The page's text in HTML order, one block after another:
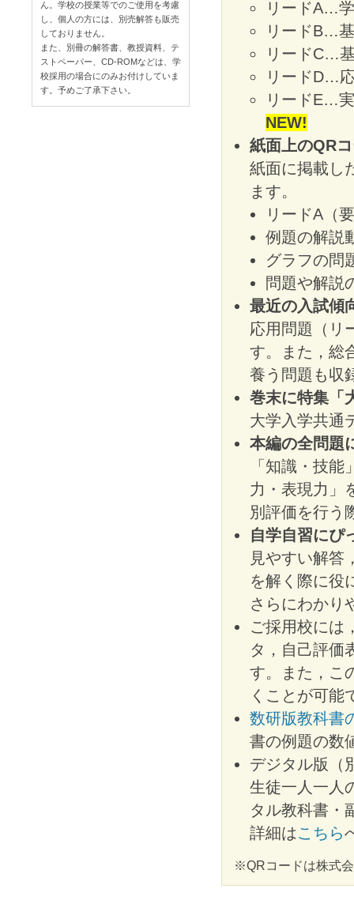
リードA…
リードB…
リードC…
リードD…
リードE…
NEW!
紙面上のQR
紙面に掲載し
ます。
リードA（
例題の解説
グラフの問
問題や解説
最近の入試傾
応用問題（リ
す。また，総
養う問題も収
巻末に特集「
大学入学共通
本編の全問題
「知識・技
力・表現力」
別評価を行う
自学自習にぴ
見やすい解答
を解く際に役
さらにわかり
ご採用校には
タ，自己評価
す。また，こ
くことが可能
数研版教科書
書の例題の数
デジタル版（
生徒一人一人
タル教科書・
詳細はこちら
※QRコードは株式
ん。学校の授業等でのご使用を考慮
し、個人の方には、別売解答も販売
しておりません。
また、別冊の解答書、教授資料、テ
ストペーパー、CD-ROMなどは、学
校採用の場合にのみお付けしていま
す。予めご了承下さい。